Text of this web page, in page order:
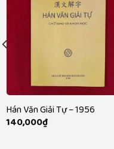
Hán Văn Giải Tự – 1956
140,000₫